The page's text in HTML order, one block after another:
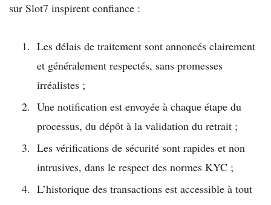
sur Slot7 inspirent confiance :
Les délais de traitement sont annoncés clairement
et généralement respectés, sans promesses
irréalistes ;
Une notification est envoyée à chaque étape du
processus, du dépôt à la validation du retrait ;
Les vérifications de sécurité sont rapides et non
intrusives, dans le respect des normes KYC ;
L’historique des transactions est accessible à tout